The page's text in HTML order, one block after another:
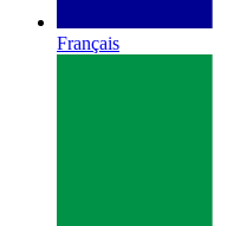
Français